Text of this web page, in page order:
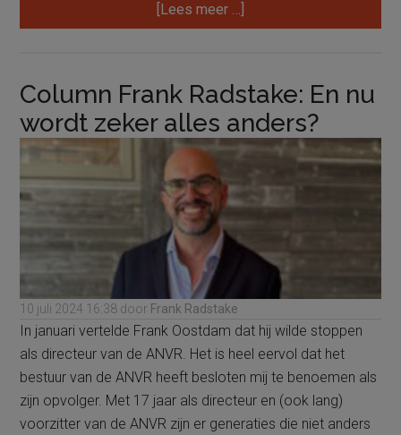
[Lees meer …]
Bijna
Column Frank Radstake: En nu
wordt zeker alles anders?
10 juli 2024 16:38 door Frank Radstake
In januari vertelde Frank Oostdam dat hij wilde stoppen
als directeur van de ANVR. Het is heel eervol dat het
bestuur van de ANVR heeft besloten mij te benoemen als
zijn opvolger. Met 17 jaar als directeur en (ook lang)
voorzitter van de ANVR zijn er generaties die niet anders